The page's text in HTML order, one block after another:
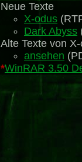
Neue Texte
X-odus
Dark Abyss
Alte Texte von
ansehen
*WinRAR 3.50